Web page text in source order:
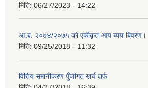
मिति: 06/27/2023 - 14:22
आ.ब. २०७४/२०७५ को एकीकृत आय ब्यय बिवरण।
मिति: 09/25/2018 - 11:32
वितिय समानीकरण पुँजीगत खर्च तर्फ